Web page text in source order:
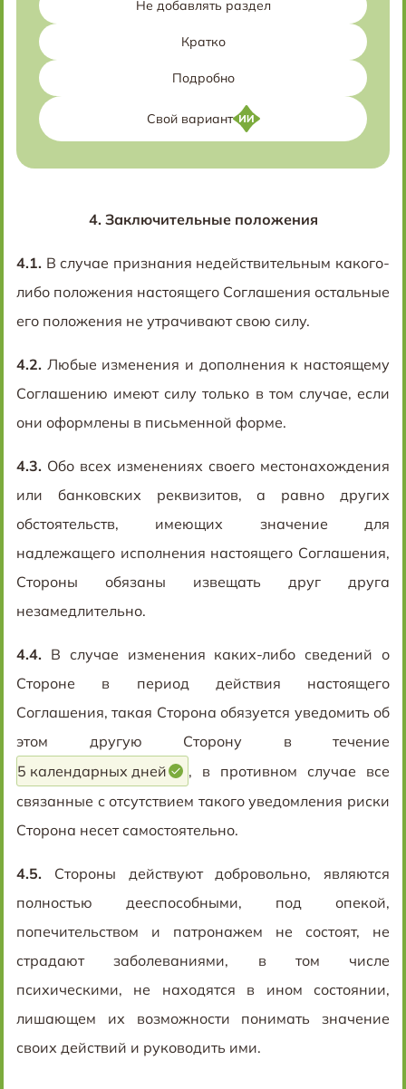
Не добавлять раздел
Кратко
Подробно
Свой вариант
4. Заключительные положения
4.1. В случае признания недействительным какого-
либо положения настоящего Соглашения остальные
его положения не утрачивают свою силу.
4.2. Любые изменения и дополнения к настоящему
Соглашению имеют силу только в том случае, если
они оформлены в письменной форме.
4.3. Обо всех изменениях своего местонахождения
или банковских реквизитов, а равно других
обстоятельств, имеющих значение для
надлежащего исполнения настоящего Соглашения,
Стороны обязаны извещать друг друга
незамедлительно.
4.4. В случае изменения каких-либо сведений о
Стороне в период действия настоящего
Соглашения, такая Сторона обязуется уведомить об
этом другую Сторону в течение
5 календарных дней
, в противном случае все
связанные с отсутствием такого уведомления риски
Сторона несет самостоятельно.
4.5. Стороны действуют добровольно, являются
полностью дееспособными, под опекой,
попечительством и патронажем не состоят, не
страдают заболеваниями, в том числе
психическими, не находятся в ином состоянии,
лишающем их возможности понимать значение
своих действий и руководить ими.